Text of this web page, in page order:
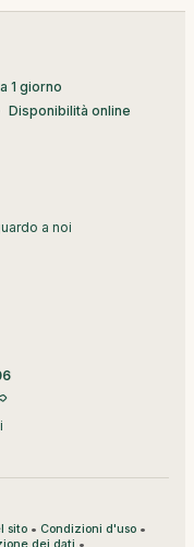
1 giorno
Disponibilità online
a noi
sito • Condizioni d'uso •
•